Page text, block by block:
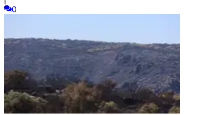
0